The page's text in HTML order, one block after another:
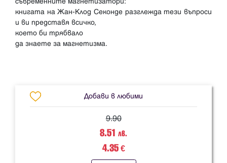
книгата на Жан-Клод Секонде разглежда тези въпроси
и ви представя всичко,
което би трябвало
да знаете за магнетизма.
Добави в любими
9.90
8.51 лв.
4.35€